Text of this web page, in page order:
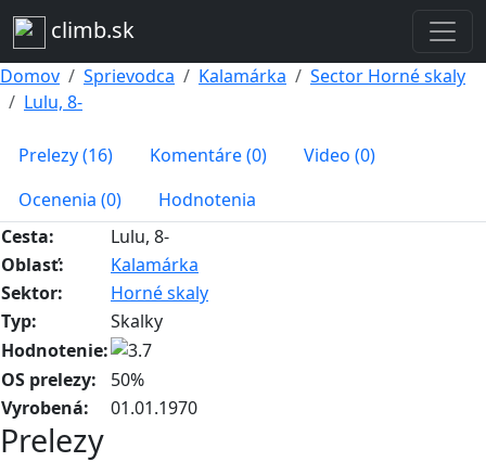
climb.sk
Domov Sprievodca Kalamárka
Sector Horné skaly
Lulu, 8-
Prelezy (16) Komentáre (0)
Video (0)
Ocenenia (0)
Hodnotenia
Cesta:
Lulu, 8-
Oblasť:
Kalamárka
Sektor:
Horné skaly
Typ:
Skalky
Hodnotenie:
OS prelezy:
50%
Vyrobená:
01.01.1970
Prelezy